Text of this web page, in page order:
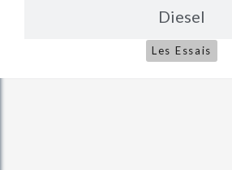
Diesel
Les Essais